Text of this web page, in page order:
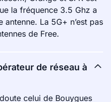
la fréquence 3.5 Ghz a
La 5G+ n’est pas
de Free.
de réseau à
celui de Bouygues